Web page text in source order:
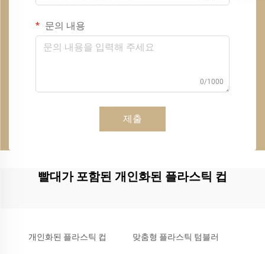
문의 내용
0/1000
제출
빨대가 포함된 개인화된 플라스틱 컵
개인화된 플라스틱 컵 맞춤형 플라스틱 텀블러